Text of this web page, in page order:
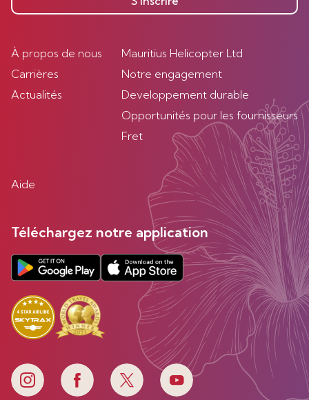
À propos de nous
Carrières
Actualités
Mauritius Helicopter Ltd
Notre engagement
Developpement durable
Opportunités pour les fournisseurs
Fret
Aide
Téléchargez notre application